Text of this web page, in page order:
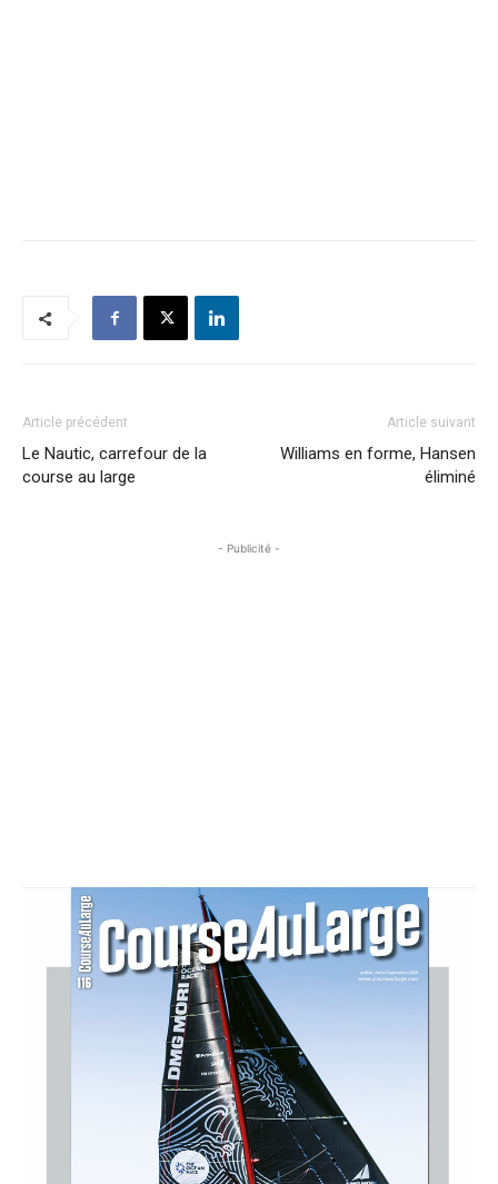
Article précédent
Le Nautic, carrefour de la
course au large
Article suivant
Williams en forme, Hansen
éliminé
- Publicité -